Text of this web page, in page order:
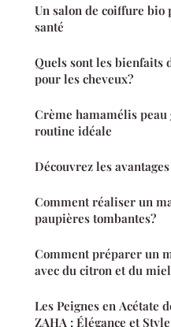
Un salon de coiffure bio
santé
Quels sont les bienfaits
pour les cheveux?
Crème hamamélis
routine idéale
Découvrez les
Comment réaliser un
paupières tombantes?
Comment préparer un
avec du citron et du
Les Peignes en Acétate
ZAHA : Élégance et Style